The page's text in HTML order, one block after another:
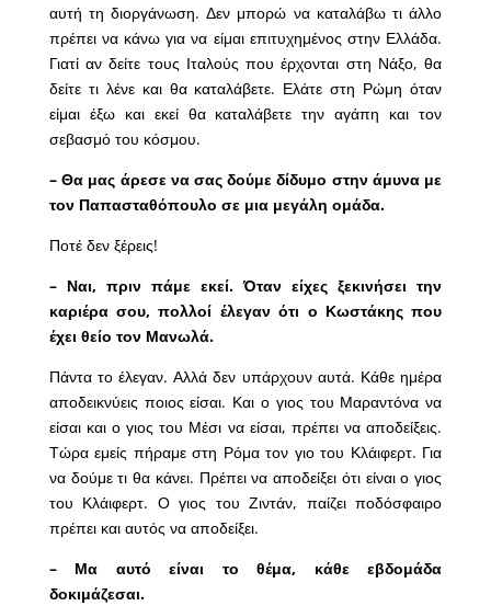
αυτή τη διοργάνωση. Δεν μπορώ να καταλάβω τι άλλο
πρέπει να κάνω για να είμαι επιτυχημένος στην Ελλάδα.
Γιατί αν δείτε τους Ιταλούς που έρχονται στη Νάξο, θα
δείτε τι λένε και θα καταλάβετε. Ελάτε στη Ρώμη όταν
είμαι έξω και εκεί θα καταλάβετε την αγάπη και τον
σεβασμό του κόσμου.
– Θα μας άρεσε να σας δούμε δίδυμο στην άμυνα με
τον Παπασταθόπουλο σε μια μεγάλη ομάδα.
Ποτέ δεν ξέρεις!
– Ναι, πριν πάμε εκεί. Όταν είχες ξεκινήσει την
καριέρα σου, πολλοί έλεγαν ότι ο Κωστάκης που
έχει θείο τον Μανωλά.
Πάντα το έλεγαν. Αλλά δεν υπάρχουν αυτά. Κάθε ημέρα
αποδεικνύεις ποιος είσαι. Και ο γιος του Μαραντόνα να
είσαι και ο γιος του Μέσι να είσαι, πρέπει να αποδείξεις.
Τώρα εμείς πήραμε στη Ρόμα τον γιο του Κλάιφερτ. Για
να δούμε τι θα κάνει. Πρέπει να αποδείξει ότι είναι ο γιος
του Κλάιφερτ. Ο γιος του Ζιντάν, παίζει ποδόσφαιρο
πρέπει και αυτός να αποδείξει.
– Μα αυτό είναι το θέμα, κάθε εβδομάδα
δοκιμάζεσαι.